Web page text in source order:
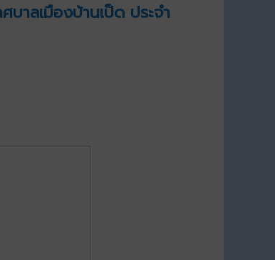
าลเมืองบ้านเป็ด ประจำ